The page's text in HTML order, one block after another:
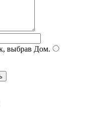
выбрав Дом.